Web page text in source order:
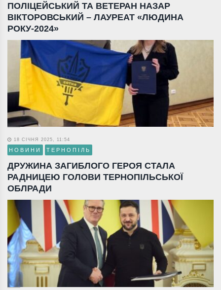
ПОЛІЦЕЙСЬКИЙ ТА ВЕТЕРАН НАЗАР
ВІКТОРОВСЬКИЙ – ЛАУРЕАТ «ЛЮДИНА
РОКУ-2024»
18 СІЧНЯ 2025, 11:54
НОВИНИ ТЕРНОПІЛЬ
ДРУЖИНА ЗАГИБЛОГО ГЕРОЯ СТАЛА
РАДНИЦЕЮ ГОЛОВИ ТЕРНОПІЛЬСЬКОЇ
ОБЛРАДИ